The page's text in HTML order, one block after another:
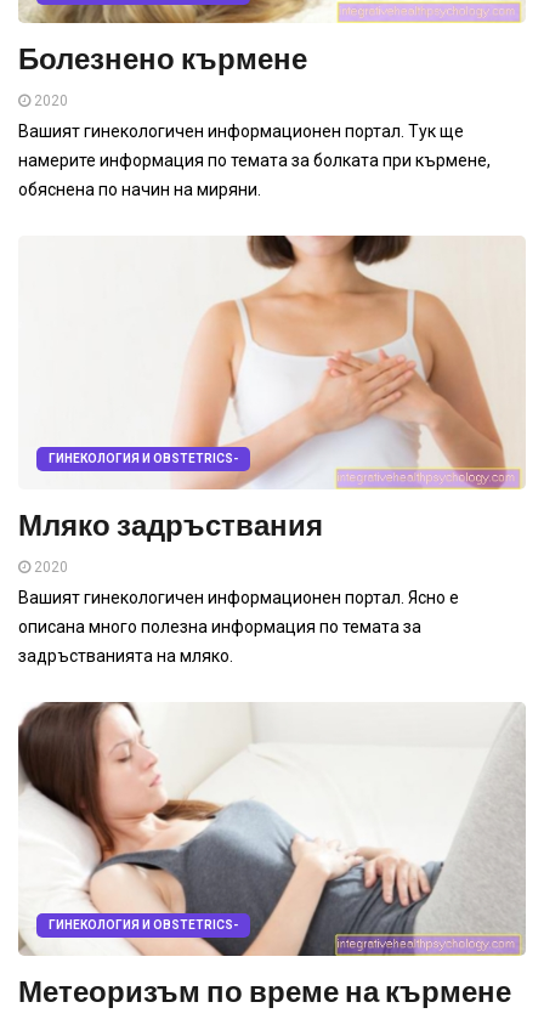
Болезнено кърмене
2020
Вашият гинекологичен информационен портал. Тук ще
намерите информация по темата за болката при кърмене,
обяснена по начин на миряни.
ГИНЕКОЛОГИЯ И OBSTETRICS-
Мляко задръствания
2020
Вашият гинекологичен информационен портал. Ясно е
описана много полезна информация по темата за
задръстванията на мляко.
ГИНЕКОЛОГИЯ И OBSTETRICS-
Метеоризъм по време на кърмене